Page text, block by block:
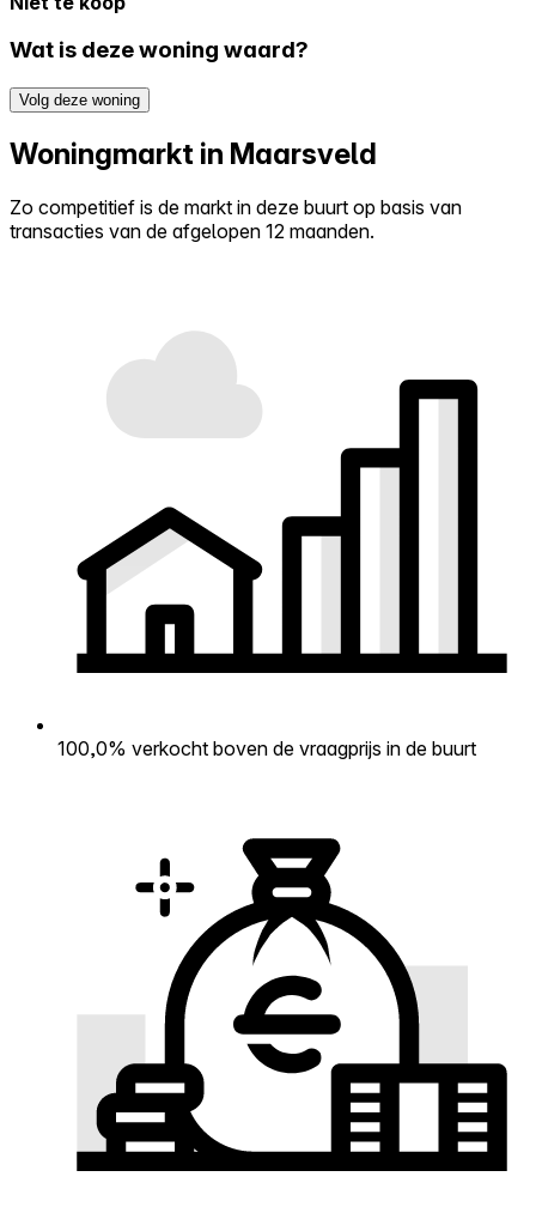
Wat is deze woning waard?
Volg deze woning
Woningmarkt in Maarsveld
Zo competitief is de markt in deze buurt op basis van
transacties van de afgelopen 12 maanden.
100,0% verkocht boven de vraagprijs in de buurt